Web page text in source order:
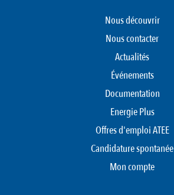
Nous découvrir
Nous contacter
Actualités
Événements
Documentation
Energie Plus
Offres d'emploi ATEE
Candidature spontanée
Mon compte